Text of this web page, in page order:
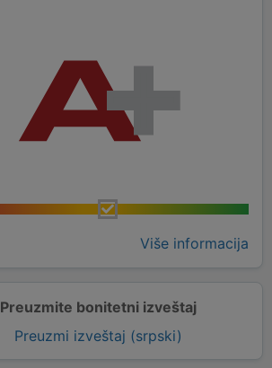
Više informacija
Preuzmite bonitetni izveštaj
Preuzmi izveštaj (srpski)